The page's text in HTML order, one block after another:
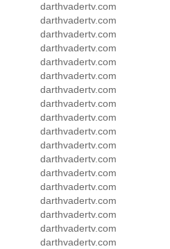
darthvadertv.com
darthvadertv.com
darthvadertv.com
darthvadertv.com
darthvadertv.com
darthvadertv.com
darthvadertv.com
darthvadertv.com
darthvadertv.com
darthvadertv.com
darthvadertv.com
darthvadertv.com
darthvadertv.com
darthvadertv.com
darthvadertv.com
darthvadertv.com
darthvadertv.com
darthvadertv.com